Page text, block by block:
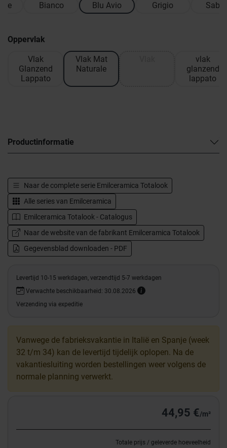
Bianco Blu Avio Grigio
Oppervlak
Vlak
Glanzend
Lappato
Vlak Mat
Naturale
vlak
glanzend
lappato
Productinformatie
Naar de complete serie Emilceramica Totalook
Alle series van Emilceramica
Emilceramica Totalook - Catalogus
Naar de website van de fabrikant Emilceramica Totalook
Gegevensblad downloaden - PDF
Levertijd 10-15 werkdagen, verzendtijd 5-7 werkdagen
Verwachte beschikbaarheid: 30.08.2026
Verzending via expeditie
Vanwege de fabrieksvakantie in Italië en Spanje (week
32 t/m 34) kan de levertijd tijdelijk oplopen. Na de
vakantiesluiting worden bestellingen weer volgens de
normale planning verwerkt.
44,95 €/m²
Totale prijs / geleverde hoeveelheid